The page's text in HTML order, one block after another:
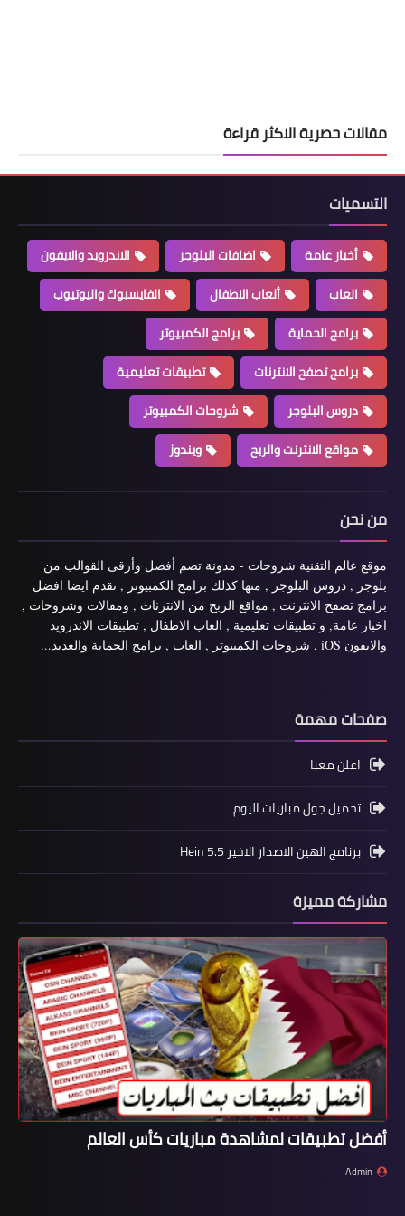
مقالات حصرية الاكثر قراءة
التسميات
أخبار عامة اضافات البلوجر
الاندرويد والايفون
العاب
ألعاب الاطفال
الفايسبوك واليوتيوب
برامج الحماية
برامج الكمبيوتر
برامج تصفح الانترنات
تطبيقات تعليمية
دروس البلوجر
شروحات الكمبيوتر
مواقع الانترنت والربح
ويندوز
من نحن
موقع عالم التقنية شروحات - مدونة تضم أفضل وأرقى القوالب من
بلوجر , دروس البلوجر , منها كذلك برامج الكمبيوتر , نقدم ايضا افضل
برامج تصفح الانترنت , مواقع الربح من الانترنات , ومقالات وشروحات ,
اخبار عامة, و تطبيقات تعليمية , العاب الاطفال , تطبيقات الاندرويد
والايفون iOS , شروحات الكمبيوتر , العاب , برامج الحماية والعديد...
صفحات مهمة
اعلن معنا
تحميل جول مباريات اليوم
برنامج الهين الاصدار الاخير Hein 5.5
مشاركة مميزة
أفضل تطبيقات لمشاهدة مباريات كأس العالم
Admin